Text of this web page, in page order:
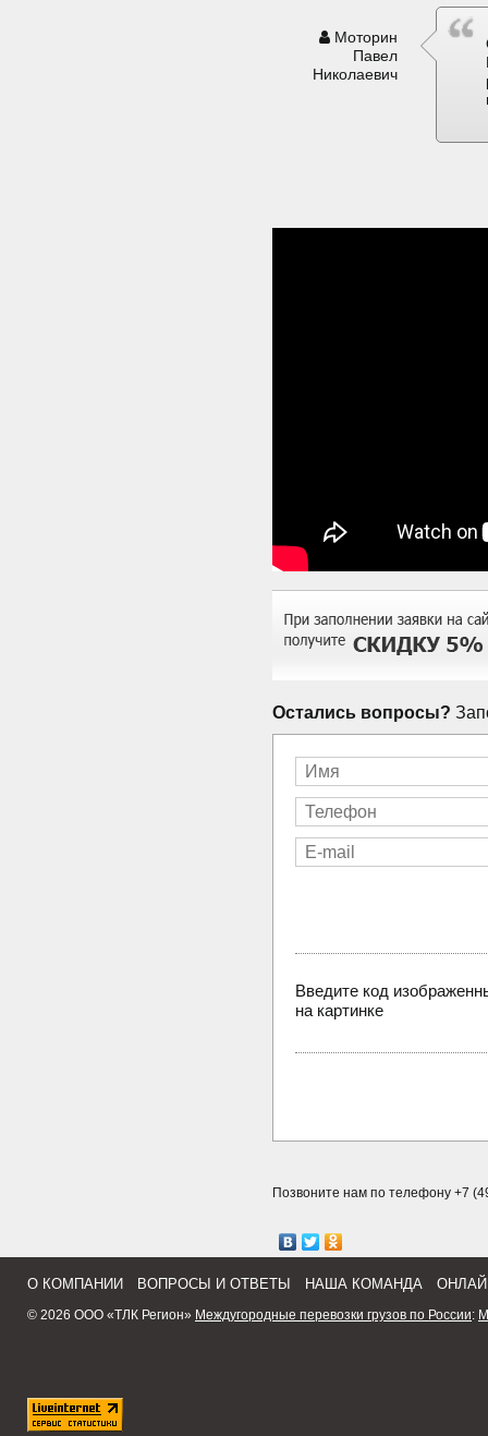
Моторин
Павел
Николаевич
Остались вопросы?
Введите код
на картинке
Позвоните нам по телефону +7
О КОМПАНИИ ВОПРОСЫ И ОТВЕТЫ НАША КОМАНДА
© 2026 ООО «ТЛК Регион» Междугородные перевозки грузов по России: